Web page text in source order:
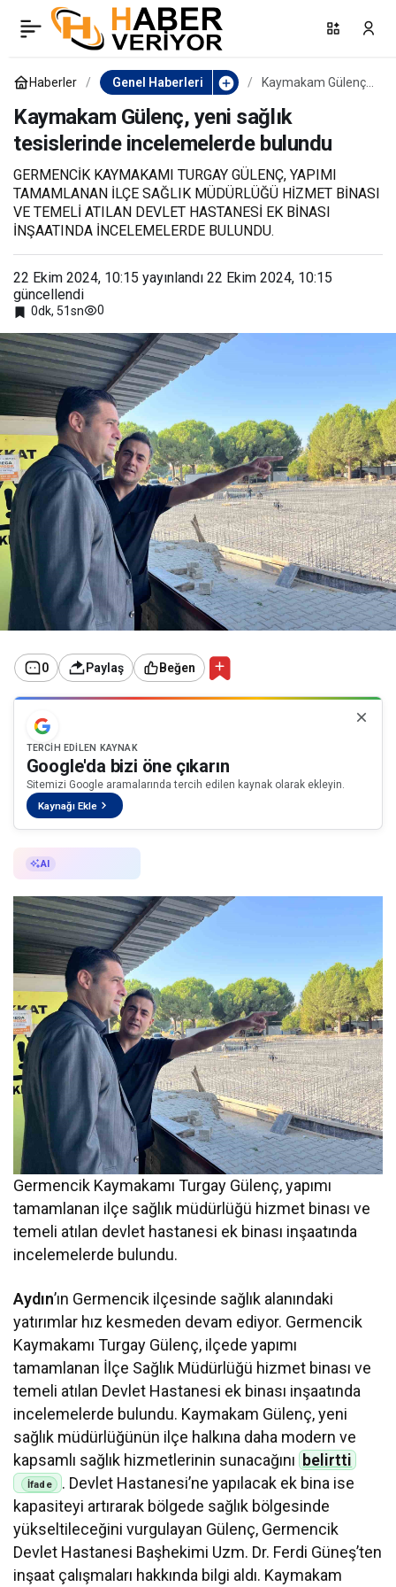
Haberler Genel Haberleri
Kaymakam Gülenç,
tesislerinde
incelemelerde
bulundu
Kaymakam Gülenç, yeni sağlık
tesislerinde incelemelerde bulundu
GERMENCİK KAYMAKAMI TURGAY GÜLENÇ, YAPIMI
TAMAMLANAN İLÇE SAĞLIK MÜDÜRLÜĞÜ HİZMET BİNASI
VE TEMELİ ATILAN DEVLET HASTANESİ EK BİNASI
İNŞAATINDA İNCELEMELERDE BULUNDU.
22 Ekim 2024, 10:15 yayınlandı 22 Ekim 2024, 10:15
güncellendi
0dk, 51sn 0
0 Paylaş Beğen
TERCIH EDILEN KAYNAK
Google'da bizi öne çıkarın
Sitemizi Google aramalarında tercih edilen kaynak olarak ekleyin.
Kaynağı Ekle
AI
Germencik Kaymakamı Turgay Gülenç, yapımı
tamamlanan ilçe sağlık müdürlüğü hizmet binası ve
temeli atılan devlet hastanesi ek binası inşaatında
incelemelerde bulundu.
Aydın’ın Germencik ilçesinde sağlık alanındaki
yatırımlar hız kesmeden devam ediyor. Germencik
Kaymakamı Turgay Gülenç, ilçede yapımı
tamamlanan İlçe Sağlık Müdürlüğü hizmet binası ve
temeli atılan Devlet Hastanesi ek binası inşaatında
incelemelerde bulundu. Kaymakam Gülenç, yeni
sağlık müdürlüğünün ilçe halkına daha modern ve
kapsamlı sağlık hizmetlerinin sunacağını belirtti
. Devlet Hastanesi’ne yapılacak ek bina ise
kapasiteyi artırarak bölgede sağlık bölgesinde
yükseltileceğini vurgulayan Gülenç, Germencik
Devlet Hastanesi Başhekimi Uzm. Dr. Ferdi Güneş’ten
inşaat çalışmaları hakkında bilgi aldı. Kaymakam
Polis ve jandarma
personeline eğitim verildi
Paylaş